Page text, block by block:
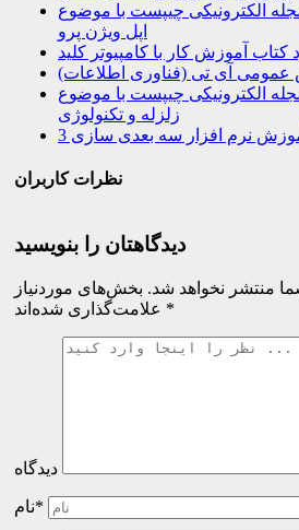
الکترونیکی چیپست با موضوع
اپل ویژن پرو
کتاب آموزش کار با کامپیوتر کلید
عمومی آی تی (فناوری اطلاعات)
الکترونیکی چیپست با موضوع
زلزله و تکنولوژی
نظرات کاربران
دیدگاهتان را بنویسید
منتشر نخواهد شد. بخش‌های موردنیاز
*
دیدگاه
نام*